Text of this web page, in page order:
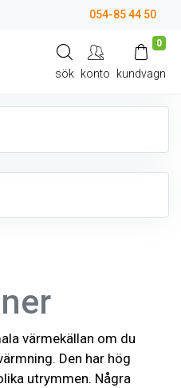
054-85 44 50
sök konto
0
kundvagn
värmekällan om du
Den har hög
utrymmen. Några